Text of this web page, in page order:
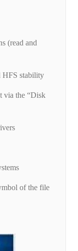
(read and
HFS stability
via the “Disk
of the file